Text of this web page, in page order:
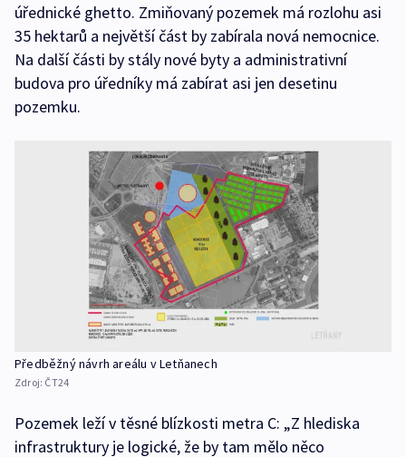
úřednické ghetto. Zmiňovaný pozemek má rozlohu asi
35 hektarů a největší část by zabírala nová nemocnice.
Na další části by stály nové byty a administrativní
budova pro úředníky má zabírat asi jen desetinu
pozemku.
Předběžný návrh areálu v Letňanech
Zdroj: ČT24
Pozemek leží v těsné blízkosti metra C: „Z hlediska
infrastruktury je logické, že by tam mělo něco